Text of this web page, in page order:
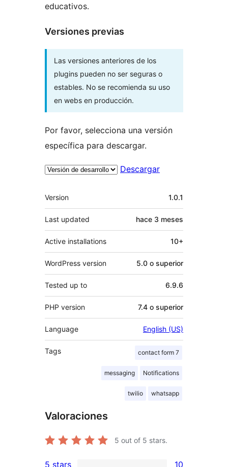
educativos.
Versiones previas
Las versiones anteriores de los
plugins pueden no ser seguras o
estables. No se recomienda su uso
en webs en producción.
Por favor, selecciona una versión
específica para descargar.
Descargar
Meta
Version 1.0.1
Last updated hace 3 meses
Active installations 10+
WordPress version 5.0 o superior
Tested up to 6.9.6
PHP version 7.4 o superior
Language English (US)
Tags contact form 7
messaging Notifications
twilio whatsapp
Valoraciones
5 out of 5 stars.
5 stars 10